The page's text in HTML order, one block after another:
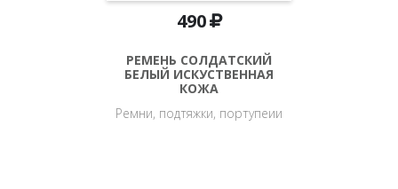
490
РЕМЕНЬ СОЛДАТСКИЙ
БЕЛЫЙ ИСКУСТВЕННАЯ
КОЖА
Ремни, подтяжки, портупеии